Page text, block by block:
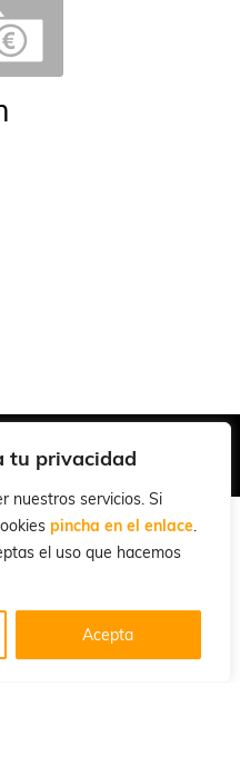
tu privacidad
nuestros servicios. Si
pincha en el enlace.
el uso que hacemos
Acepta